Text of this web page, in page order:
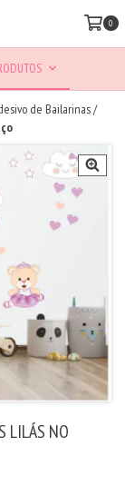
0
de Bailarinas/
LILÁS NO